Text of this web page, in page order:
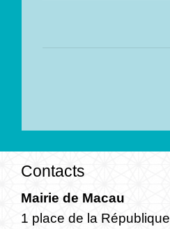
Contacts
Mairie de Macau
1 place de la République